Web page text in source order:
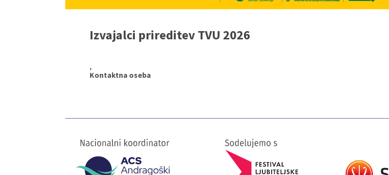
Izvajalci prireditev TVU 2026
,
Kontaktna oseba